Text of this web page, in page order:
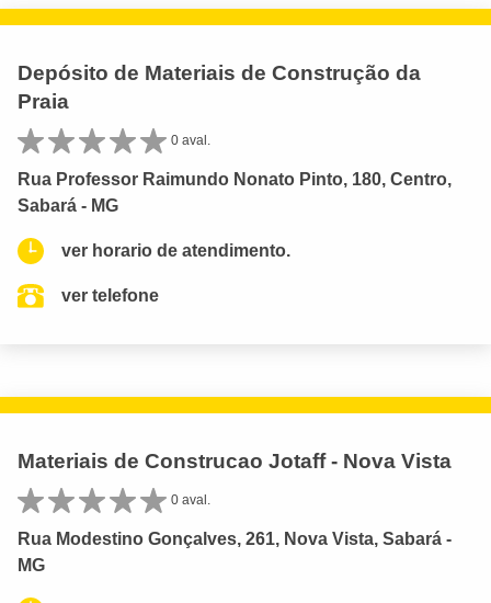
Depósito de Materiais de Construção da
Praia
0 aval.
Rua Professor Raimundo Nonato Pinto, 180, Centro,
Sabará - MG
ver horario de atendimento.
ver telefone
Materiais de Construcao Jotaff - Nova Vista
0 aval.
Rua Modestino Gonçalves, 261, Nova Vista, Sabará -
MG